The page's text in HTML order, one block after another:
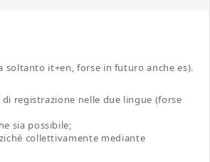
it+en, forse in futuro anche es).
registrazione nelle due lingue (forse
sia possibile;
collettivamente mediante